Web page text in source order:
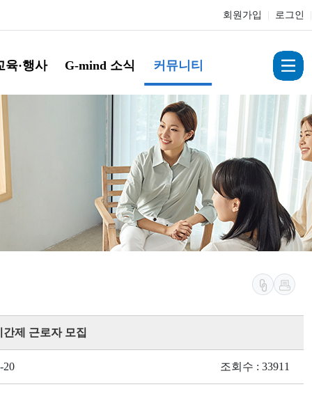
회원가입 로그인
육·행사 G-mind 소식 커뮤니티
제 근로자 모집
20 조회수 : 33911